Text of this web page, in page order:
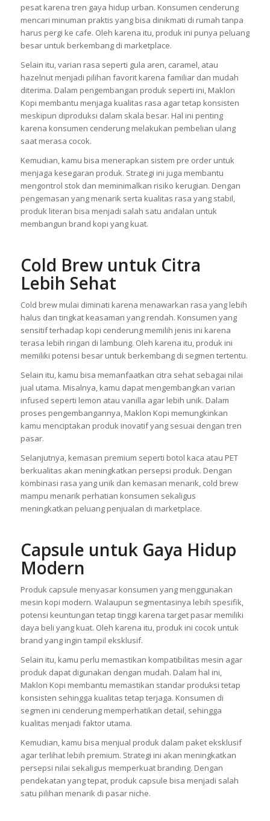
pesat karena tren gaya hidup urban. Konsumen cenderung
mencari minuman praktis yang bisa dinikmati di rumah tanpa
harus pergi ke cafe. Oleh karena itu, produk ini punya peluang
besar untuk berkembang di marketplace.
Selain itu, varian rasa seperti gula aren, caramel, atau
hazelnut menjadi pilihan favorit karena familiar dan mudah
diterima. Dalam pengembangan produk seperti ini, Maklon
Kopi membantu menjaga kualitas rasa agar tetap konsisten
meskipun diproduksi dalam skala besar. Hal ini penting
karena konsumen cenderung melakukan pembelian ulang
saat merasa cocok.
Kemudian, kamu bisa menerapkan sistem pre order untuk
menjaga kesegaran produk. Strategi ini juga membantu
mengontrol stok dan meminimalkan risiko kerugian. Dengan
pengemasan yang menarik serta kualitas rasa yang stabil,
produk literan bisa menjadi salah satu andalan untuk
membangun brand kopi yang kuat.
Cold Brew untuk Citra
Lebih Sehat
Cold brew mulai diminati karena menawarkan rasa yang lebih
halus dan tingkat keasaman yang rendah. Konsumen yang
sensitif terhadap kopi cenderung memilih jenis ini karena
terasa lebih ringan di lambung. Oleh karena itu, produk ini
memiliki potensi besar untuk berkembang di segmen tertentu.
Selain itu, kamu bisa memanfaatkan citra sehat sebagai nilai
jual utama. Misalnya, kamu dapat mengembangkan varian
infused seperti lemon atau vanilla agar lebih unik. Dalam
proses pengembangannya, Maklon Kopi memungkinkan
kamu menciptakan produk inovatif yang sesuai dengan tren
pasar.
Selanjutnya, kemasan premium seperti botol kaca atau PET
berkualitas akan meningkatkan persepsi produk. Dengan
kombinasi rasa yang unik dan kemasan menarik, cold brew
mampu menarik perhatian konsumen sekaligus
meningkatkan peluang penjualan di marketplace.
Capsule untuk Gaya Hidup
Modern
Produk capsule menyasar konsumen yang menggunakan
mesin kopi modern. Walaupun segmentasinya lebih spesifik,
potensi keuntungan tetap tinggi karena target pasar memiliki
daya beli yang kuat. Oleh karena itu, produk ini cocok untuk
brand yang ingin tampil eksklusif.
Selain itu, kamu perlu memastikan kompatibilitas mesin agar
produk dapat digunakan dengan mudah. Dalam hal ini,
Maklon Kopi membantu memastikan standar produksi tetap
konsisten sehingga kualitas tetap terjaga. Konsumen di
segmen ini cenderung memperhatikan detail, sehingga
kualitas menjadi faktor utama.
Kemudian, kamu bisa menjual produk dalam paket eksklusif
agar terlihat lebih premium. Strategi ini akan meningkatkan
persepsi nilai sekaligus memperkuat branding. Dengan
pendekatan yang tepat, produk capsule bisa menjadi salah
satu pilihan menarik di pasar niche.